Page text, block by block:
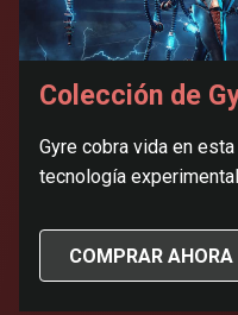
Colección de
Gyre cobra vida en
tecnología
COMPRAR AHORA